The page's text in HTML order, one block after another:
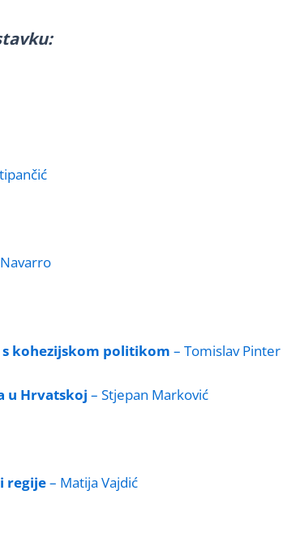
kohezijskom politikom – Tomislav Pinter
u Hrvatskoj – Stjepan Marković
regije– Matija Vajdić